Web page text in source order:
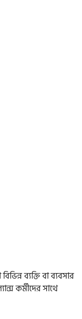
ব্যক্তি বা ব্যবসার
কর্মীদের সাথে